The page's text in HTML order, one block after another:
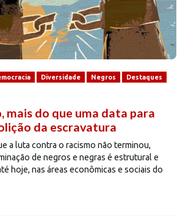
Diversidade Negros Destaques
mais do que uma data para
da escravatura
a luta contra o racismo não terminou,
de negros e negras é estrutural e
hoje, nas áreas econômicas e sociais do